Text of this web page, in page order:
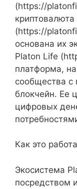
(https://
(https://
основана их
Platon Life
платформа,
сообщества
блокчейн. Ее
цифровых
Как это
Экосистема
посредством